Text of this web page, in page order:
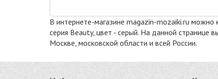
В интернете-магазине magazin-mozaiki.ru можно
серия Beauty, цвет - серый. На данной странице
Москве, московской области и всей России.